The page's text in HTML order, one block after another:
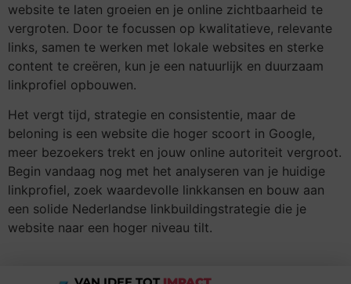
website te laten groeien en je online zichtbaarheid te
vergroten. Door te focussen op kwalitatieve, relevante
links, samen te werken met lokale websites en sterke
content te creëren, kun je een natuurlijk en duurzaam
linkprofiel opbouwen.
Het vergt tijd, strategie en consistentie, maar de
beloning is een website die hoger scoort in Google,
meer bezoekers trekt en jouw online autoriteit vergroot.
Begin vandaag nog met het analyseren van je huidige
linkprofiel, zoek waardevolle linkkansen en bouw aan
een solide Nederlandse linkbuildingstrategie die je
website naar een hoger niveau tilt.